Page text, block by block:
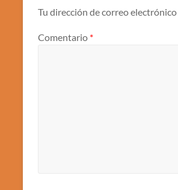
Tu dirección de correo
Comentario *